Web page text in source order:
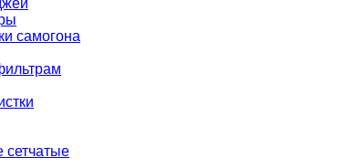
самогона
сетчатые